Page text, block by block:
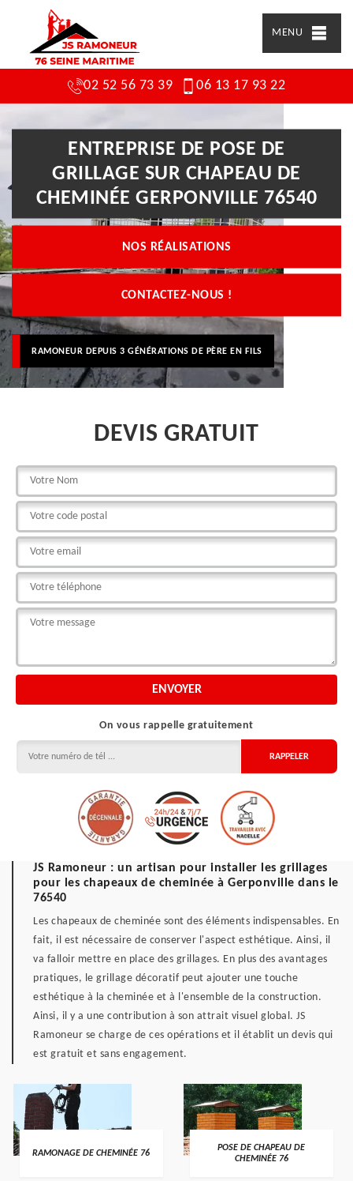
MENU
02 52 56 73 39 06 13 17 93 22
ENTREPRISE DE POSE DE
GRILLAGE SUR CHAPEAU DE
CHEMINÉE GERPONVILLE 76540
NOS RÉALISATIONS
CONTACTEZ-NOUS !
RAMONEUR DEPUIS 3 GÉNÉRATIONS DE PÈRE EN FILS
DEVIS GRATUIT
On vous rappelle gratuitement
JS Ramoneur : un artisan pour installer les grillages
pour les chapeaux de cheminée à Gerponville dans le
76540
Les chapeaux de cheminée sont des éléments indispensables. En
fait, il est nécessaire de conserver l'aspect esthétique. Ainsi, il
va falloir mettre en place des grillages. En plus des avantages
pratiques, le grillage décoratif peut ajouter une touche
esthétique à la cheminée et à l'ensemble de la construction.
Ainsi, il y a une contribution à son attrait visuel global. JS
Ramoneur se charge de ces opérations et il établit un devis qui
est gratuit et sans engagement.
RAMONAGE DE CHEMINÉE 76
POSE DE CHAPEAU DE
CHEMINÉE 76